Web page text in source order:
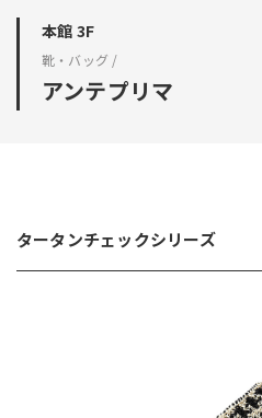
本館 3F
靴・バッグ /
アンテプリマ
タータンチェックシリーズ